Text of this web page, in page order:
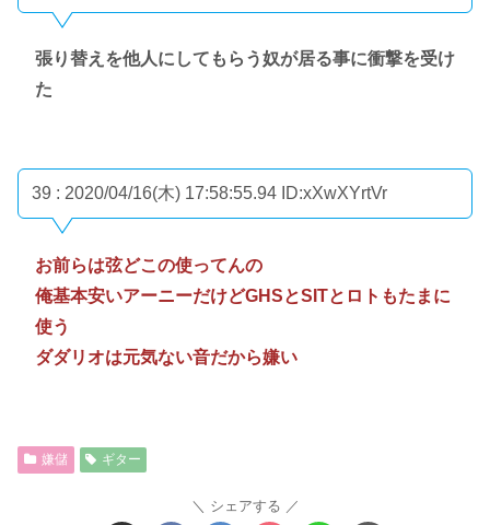
張り替えを他人にしてもらう奴が居る事に衝撃を受け
た
39 : 2020/04/16(木) 17:58:55.94 ID:xXwXYrtVr
お前らは弦どこの使ってんの
俺基本安いアーニーだけどGHSとSITとロトもたまに
使う
ダダリオは元気ない音だから嫌い
嫌儲 ギター
シェアする